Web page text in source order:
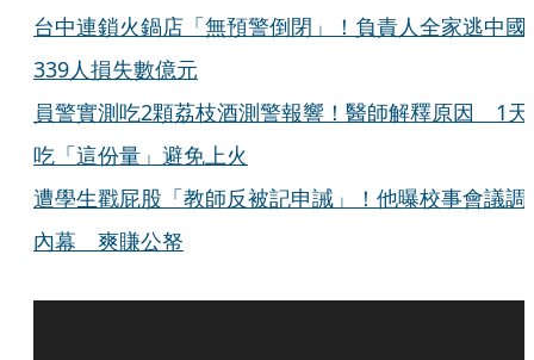
台中連鎖火鍋店「無預警倒閉」！負責人全家逃中
339人損失數億元
員警實測吃2顆荔枝酒測警報響！醫師解釋原因 1天
吃「這份量」避免上火
遭學生戳屁股「教師反被記申誡」！他曝校事會議調
內幕 爽賺公帑